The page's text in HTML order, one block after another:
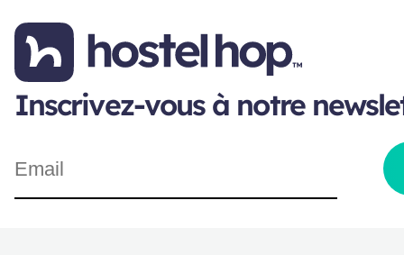
Inscrivez-vous à notre